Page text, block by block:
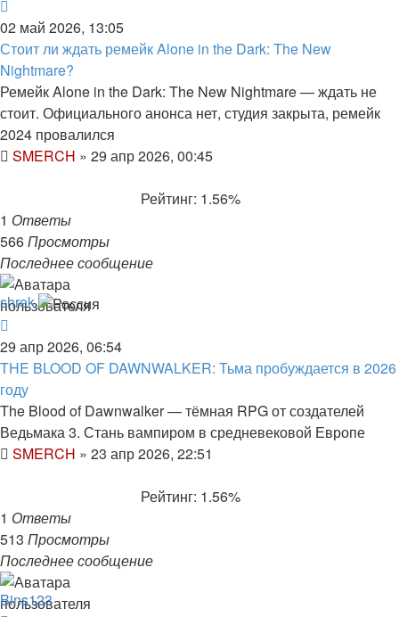
02 май 2026, 13:05
Стоит ли ждать ремейк Alone in the Dark: The New
Nightmare?
Ремейк Alone in the Dark: The New Nightmare — ждать не
стоит. Официального анонса нет, студия закрыта, ремейк
2024 провалился
SMERCH » 29 апр 2026, 00:45
Рейтинг: 1.56%
1 Ответы
566Просмотры
Последнее сообщение
shrek
29 апр 2026, 06:54
THE BLOOD OF DAWNWALKER: Тьма пробуждается в 2026
году
The Blood of Dawnwalker — тёмная RPG от создателей
Ведьмака 3. Стань вампиром в средневековой Европе
SMERCH » 23 апр 2026, 22:51
Рейтинг: 1.56%
1 Ответы
513 Просмотры
Последнее сообщение
Bins123